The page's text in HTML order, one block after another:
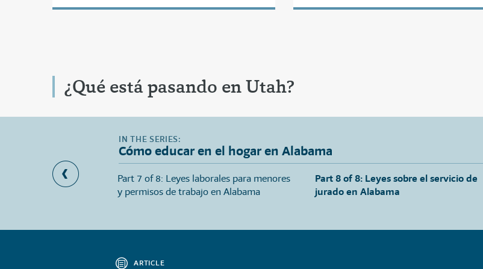
¿Qué está pasando en Utah?
Cómo educar en el hogar en Alabama
de mantener
Part 7 of 8: Leyes laborales para menores
y permisos de trabajo en Alabama
Part 8 of 8: Leyes sobre el servicio de
jurado en Alabama
ARTICLE